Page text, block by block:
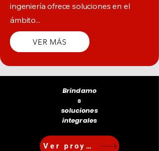
ingeniería ofrece soluciones en el
ámbito...
VER MÁS
Brindamo
s
soluciones
integrales
Ver proyectos